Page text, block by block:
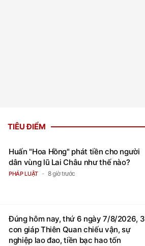
TIÊU ĐIỂM
Huấn "Hoa Hồng" phát tiền cho người
dân vùng lũ Lai Châu như thế nào?
PHÁP LUẬT 8 giờ trước
Đúng hôm nay, thứ 6 ngày 7/8/2026, 3
con giáp Thiên Quan chiếu vận, sự
nghiệp lao đao, tiền bạc hao tốn